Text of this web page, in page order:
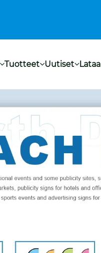
Tuotteet Uutiset Lataa